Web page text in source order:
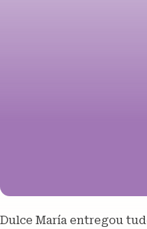
Dulce María entregou